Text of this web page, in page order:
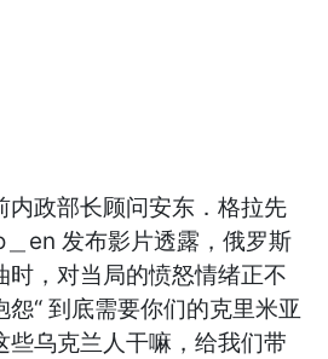
政部长顾问安东．格拉先
en 发布影片透露，俄罗斯
时，对当局的愤怒情绪正不
“ 到底需要你们的克里米亚
些乌克兰人干嘛，给我们带